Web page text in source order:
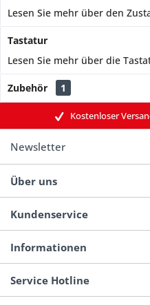
Lesen Sie mehr über den
Tastatur
Lesen Sie mehr über die
Zubehör 1
Kostenloser
Newsletter
Über uns
Kundenservice
Informationen
Service Hotline